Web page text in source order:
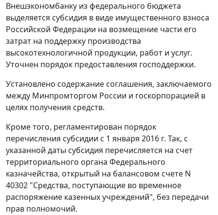
Внешэкономбанку из федерального бюджета
выделяется субсидия в виде имущественного взноса
Российской Федерации на возмещение части его
затрат на поддержку производства
высокотехнологичной продукции, работ и услуг.
Уточнен порядок предоставления господдержки.
Установлено содержание соглашения, заключаемого
между Минпромторгом России и госкорпорацией в
целях получения средств.
Кроме того, регламентирован порядок
перечисления субсидии с 1 января 2016 г. Так, с
указанной даты субсидия перечисляется на счет
территориального органа Федерального
казначейства, открытый на балансовом счете N
40302 "Средства, поступающие во временное
распоряжение казенных учреждений", без передачи
прав полномочий.